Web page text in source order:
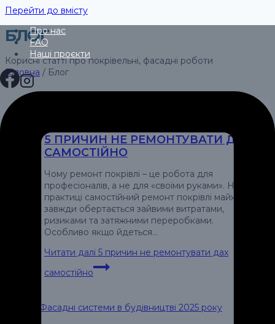
Перейти до вмісту
Про нас
FAQ
Наші проєкти
БЛОГ
Корисні статті про покрівельні, фасадні роботи
Головна / Блог
5 ПРИЧИН НЕ РЕМОНТУВАТИ ДАХ
САМОСТІЙНО
Чому ремонт покрівлі – це робота для
професіоналів, а не для «своїми руками». На
практиці самостійний ремонт покрівлі майже
завжди обертається зайвими витратами,
ризиками та затяжними переробками.
Особливо якщо йдеться…
Читати далі 5 причин не ремонтувати дах
самостійно